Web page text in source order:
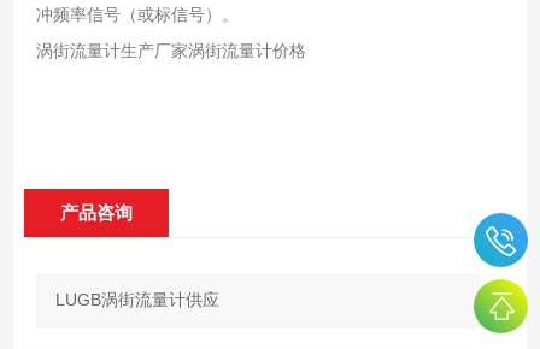
冲频率信号（或标信号）。
涡街流量计生产厂家涡街流量计价格
产品咨询